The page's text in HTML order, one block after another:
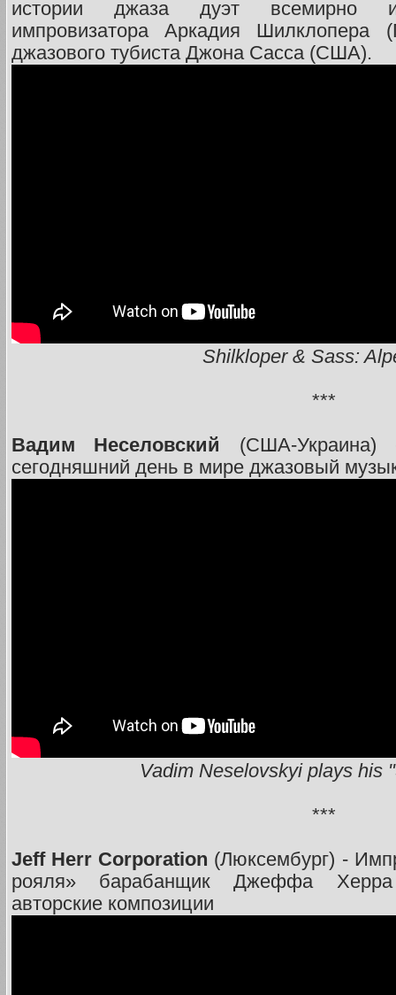
истории джаза дуэт всемирно
импровизатора Аркадия Шилклопера
джазового тубиста Джона Сасса (США).
Shilkloper & Sass:
***
Вадим Неселовский (США-Украина)
сегодняшний день в мире джазовый
Vadim Neselovskyi plays his
***
Jeff Herr Corporation (Люксембург) -
рояля» барабанщик Джеффа Херра
авторские композиции